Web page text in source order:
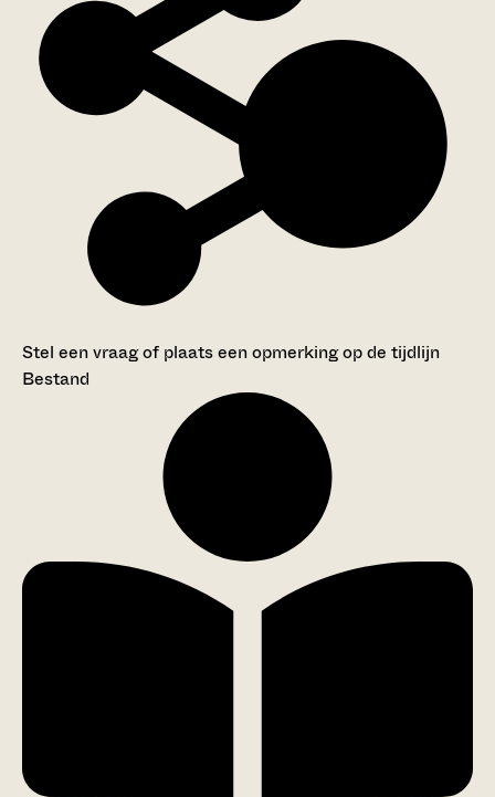
Stel een vraag of plaats een opmerking op de tijdlijn
Bestand